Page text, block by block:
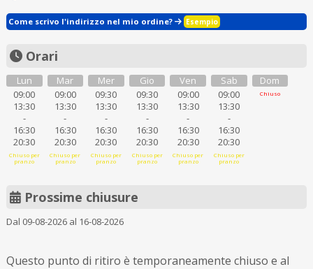
Come scrivo l'indirizzo nel mio ordine? Esempio
Orari
Lun
09:00
13:30
-
16:30
20:30
Chiuso per
pranzo
Mar
09:00
13:30
-
16:30
20:30
Chiuso per
pranzo
Mer
09:30
13:30
-
16:30
20:30
Chiuso per
pranzo
Gio
09:30
13:30
-
16:30
20:30
Chiuso per
pranzo
Ven
09:00
13:30
-
16:30
20:30
Chiuso per
pranzo
Sab
09:00
13:30
-
16:30
20:30
Chiuso per
pranzo
Dom
Chiuso
Prossime chiusure
Dal 09-08-2026 al 16-08-2026
Questo punto di ritiro è temporaneamente chiuso e al